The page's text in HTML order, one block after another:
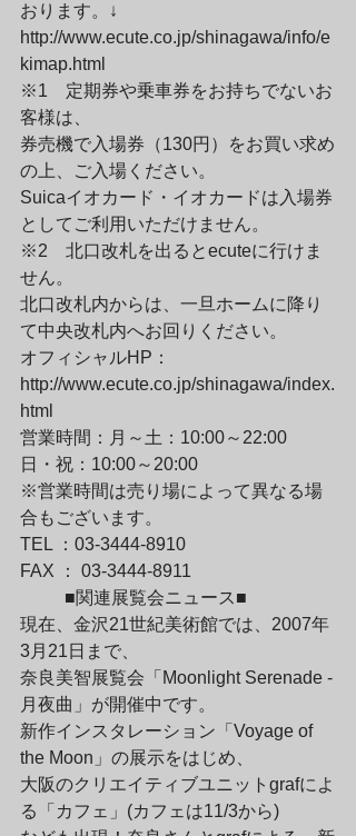
おります。↓
http://www.ecute.co.jp/shinagawa/info/e
kimap.html
※1　定期券や乗車券をお持ちでないお
客様は、
券売機で入場券（130円）をお買い求め
の上、ご入場ください。
Suicaイオカード・イオカードは入場券
としてご利用いただけません。
※2　北口改札を出るとecuteに行けま
せん。
北口改札内からは、一旦ホームに降り
て中央改札内へお回りください。
オフィシャルHP：
http://www.ecute.co.jp/shinagawa/index.
html
営業時間：月～土：10:00～22:00
日・祝：10:00～20:00
※営業時間は売り場によって異なる場
合もございます。
TEL ：03-3444-8910
FAX ： 03-3444-8911
現在、金沢21世紀美術館では、2007年
3月21日まで、
奈良美智展覧会「Moonlight Serenade -
月夜曲」が開催中です。
新作インスタレーション「Voyage of
the Moon」の展示をはじめ、
大阪のクリエイティブユニットgrafによ
る「カフェ」(カフェは11/3から)